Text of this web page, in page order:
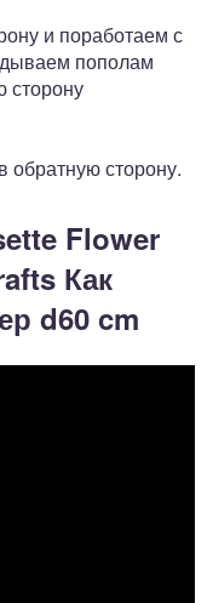
и поработаем с
пополам
сторону
обратную сторону.
Flower
Как
d60 cm